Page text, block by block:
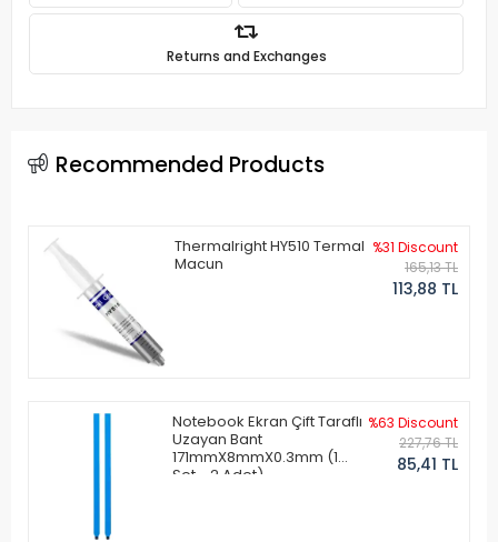
Returns and Exchanges
Recommended Products
Thermalright HY510 Termal
Macun
%31 Discount
165,13 TL
113,88 TL
Notebook Ekran Çift Taraflı
Uzayan Bant
171mmX8mmX0.3mm (1
Set - 2 Adet)
%63 Discount
227,76 TL
85,41 TL